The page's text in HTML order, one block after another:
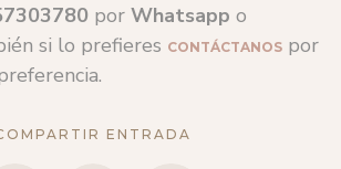
por Whatsapp o
si lo prefieres CONTÁCTANOS por
ENTRADA